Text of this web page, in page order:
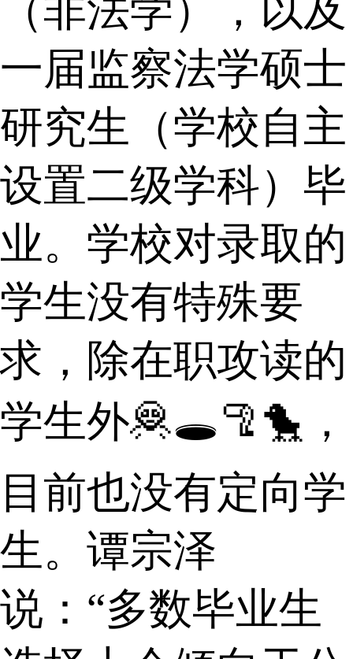
（非法学），以及
一届监察法学硕士
研究生（学校自主
设置二级学科）毕
业。学校对录取的
学生没有特殊要
求，除在职攻读的
学生外🦧🕳🦿🐤，
目前也没有定向学
生。谭宗泽
说：“多数毕业生